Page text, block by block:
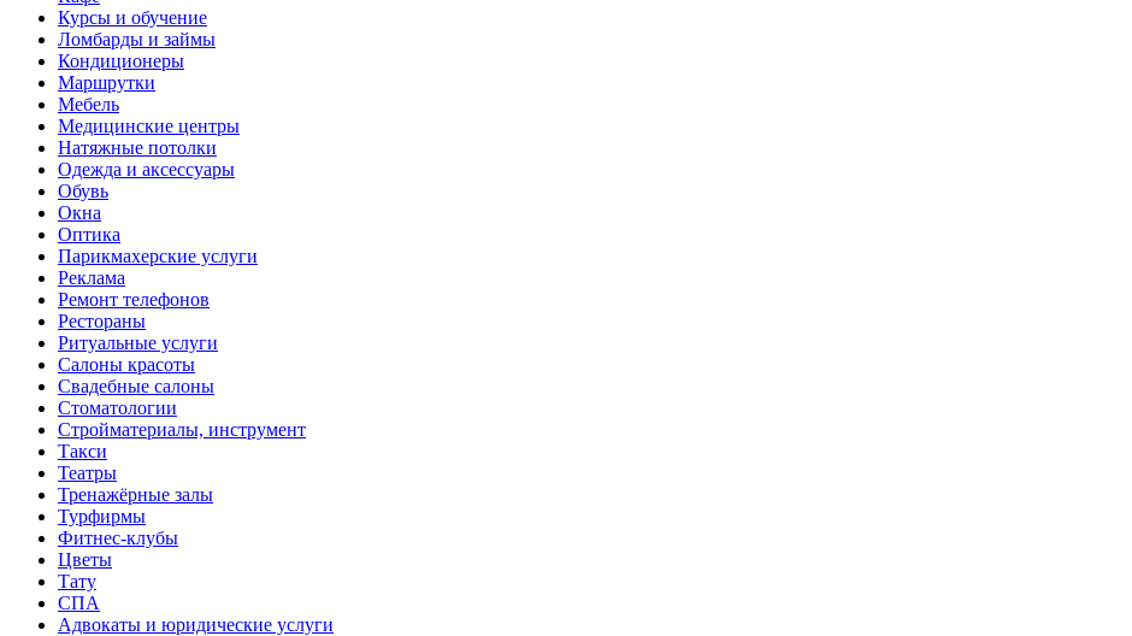
Курсы и обучение
Ломбарды и займы
Кондиционеры
Маршрутки
Мебель
Медицинские центры
Натяжные потолки
Одежда и аксессуары
Обувь
Окна
Оптика
Парикмахерские услуги
Реклама
Ремонт телефонов
Рестораны
Ритуальные услуги
Салоны красоты
Свадебные салоны
Стоматологии
Стройматериалы, инструмент
Такси
Театры
Тренажёрные залы
Турфирмы
Фитнес-клубы
Цветы
Тату
СПА
Адвокаты и юридические услуги